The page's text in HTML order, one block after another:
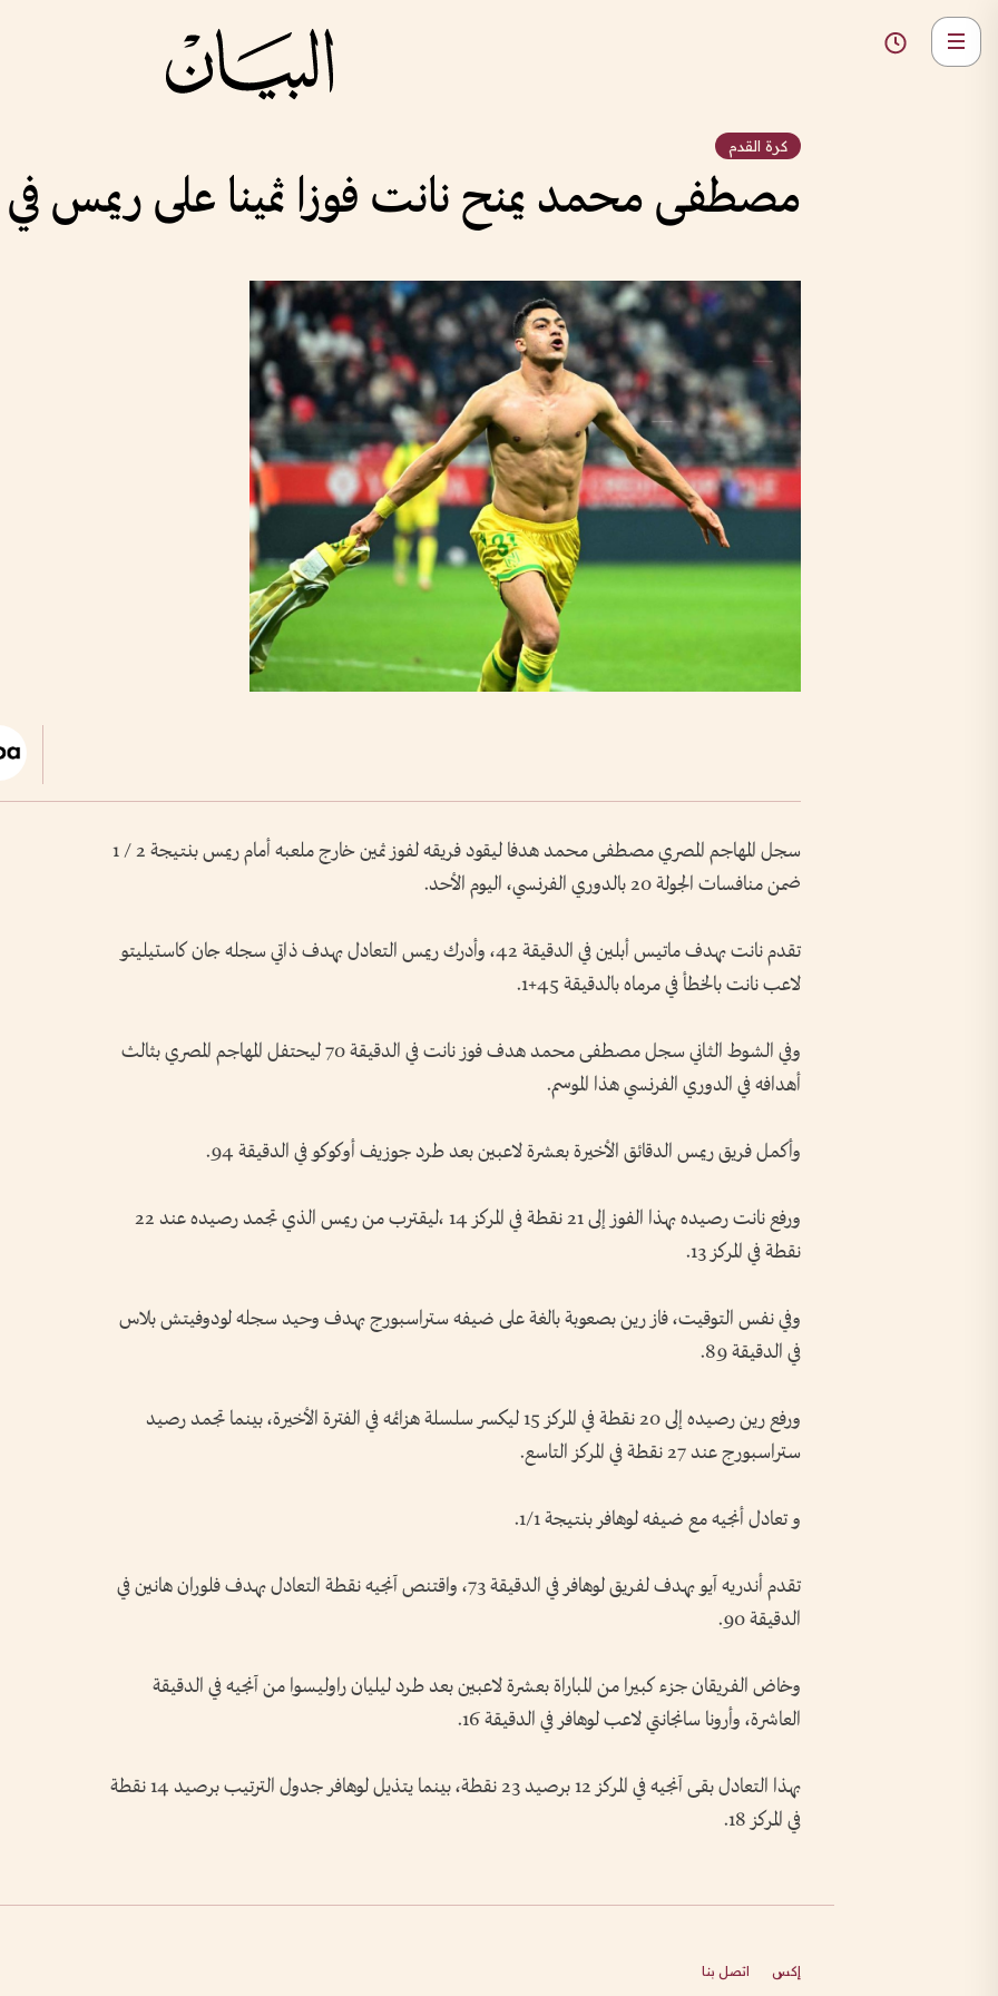
كرة القدم
مصطفى محمد يمنح نانت فوزا ثمينا على ريمس
سجل المهاجم المصري مصطفى محمد هدفا ليقود فريقه لفوز ثمين خارج ملعبه أمام ريمس بنتيجة 2 / 1
ضمن منافسات الجولة 20 بالدوري الفرنسي، اليوم الأحد.
تقدم نانت بهدف ماتيس أبلين في الدقيقة 42، وأدرك ريمس التعادل بهدف ذاتي سجله جان كاستيليتو
لاعب نانت بالخطأ في مرماه بالدقيقة 45+1.
وفي الشوط الثاني سجل مصطفى محمد هدف فوز نانت في الدقيقة 70 ليحتفل المهاجم المصري بثالث
أهدافه في الدوري الفرنسي هذا الموسم.
وأكمل فريق ريمس الدقائق الأخيرة بعشرة لاعبين بعد طرد جوزيف أوكوكو في الدقيقة 94.
ورفع نانت رصيده بهذا الفوز إلى 21 نقطة في المركز 14 ،ليقترب من ريمس الذي تجمد رصيده عند 22
نقطة في المركز 13.
وفي نفس التوقيت، فاز رين بصعوبة بالغة على ضيفه ستراسبورج بهدف وحيد سجله لودوفيتش بلاس
في الدقيقة 89.
ورفع رين رصيده إلى 20 نقطة في المركز 15 ليكسر سلسلة هزائمه في الفترة الأخيرة، بينما تجمد رصيد
ستراسبورج عند 27 نقطة في المركز التاسع.
و تعادل أنجيه مع ضيفه لوهافر بنتيجة 1/1.
تقدم أندريه آيو بهدف لفريق لوهافر في الدقيقة 73، واقتنص آنجيه نقطة التعادل بهدف فلوران هانين في
الدقيقة 90.
وخاض الفريقان جزء كبيرا من المباراة بعشرة لاعبين بعد طرد ليليان راوليسوا من آنجيه في الدقيقة
العاشرة، وأرونا سانجانتي لاعب لوهافر في الدقيقة 16.
بهذا التعادل بقى آنجيه في المركز 12 برصيد 23 نقطة، بينما يتذيل لوهافر جدول الترتيب برصيد 14 نقطة
في المركز 18.
إكس
اتصل بنا